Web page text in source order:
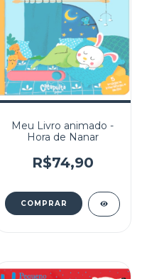
Meu Livro animado -
Hora de Nanar
R$74,90